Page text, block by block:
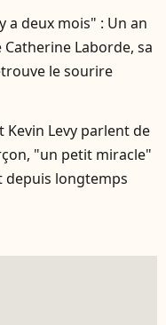
a deux mois" : Un an
Laborde, sa
le sourire
Kevin Levy parlent de
"un petit miracle"
depuis longtemps